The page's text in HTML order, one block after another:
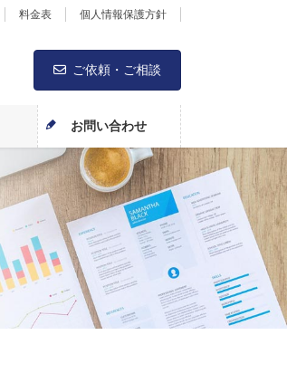
料金表 個人情報保護方針
ご依頼・ご相談
お問い合わせ